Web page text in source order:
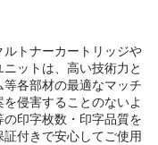
トナーカートリッジや
ットは、高い技術力と
各部材の最適なマッチ
侵害することのないよ
印字枚数・印字品質を
付きで安心してご使用